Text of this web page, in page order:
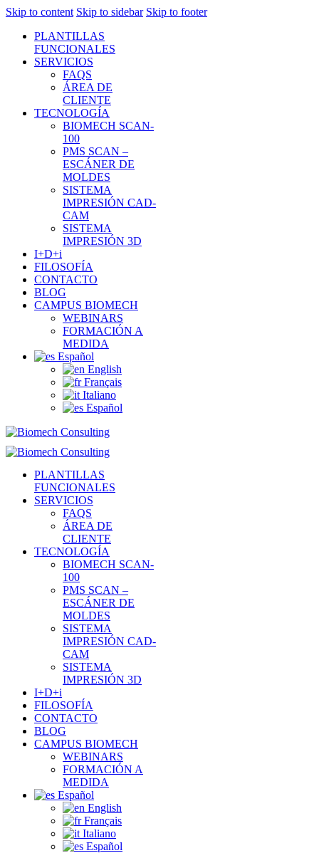
Skip to content Skip to sidebar Skip to footer
PLANTILLAS
FUNCIONALES
SERVICIOS
FAQS
ÁREA DE
CLIENTE
TECNOLOGÍA
BIOMECH SCAN-
100
PMS SCAN –
ESCÁNER DE
MOLDES
SISTEMA
IMPRESIÓN CAD-
CAM
SISTEMA
IMPRESIÓN 3D
I+D+i
FILOSOFÍA
CONTACTO
BLOG
CAMPUS BIOMECH
WEBINARS
FORMACIÓN A
MEDIDA
Español
English
Français
Italiano
Español
PLANTILLAS
FUNCIONALES
SERVICIOS
FAQS
ÁREA DE
CLIENTE
TECNOLOGÍA
BIOMECH SCAN-
100
PMS SCAN –
ESCÁNER DE
MOLDES
SISTEMA
IMPRESIÓN CAD-
CAM
SISTEMA
IMPRESIÓN 3D
I+D+i
FILOSOFÍA
CONTACTO
BLOG
CAMPUS BIOMECH
WEBINARS
FORMACIÓN A
MEDIDA
Español
English
Français
Italiano
Español